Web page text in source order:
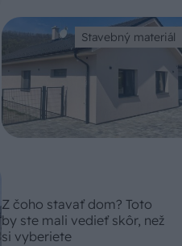
Stavebný materiál
Z čoho stavať dom? Toto
by ste mali vedieť skôr, než
si vyberiete